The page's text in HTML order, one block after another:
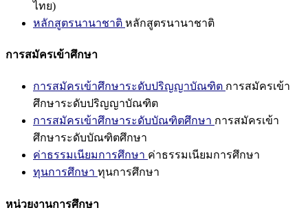
ไทย)
หลักสูตรนานาชาติ หลักสูตรนานาชาติ
การสมัครเข้าศึกษา
การสมัครเข้าศึกษาระดับปริญญาบัณฑิต การสมัครเข้า
ศึกษาระดับปริญญาบัณฑิต
การสมัครเข้าศึกษาระดับบัณฑิตศึกษา การสมัครเข้า
ศึกษาระดับบัณฑิตศึกษา
ค่าธรรมเนียมการศึกษา ค่าธรรมเนียมการศึกษา
ทุนการศึกษา ทุนการศึกษา
หน่วยงานการศึกษา